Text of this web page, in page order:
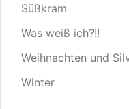
Süßkram
Was weiß ich?!!
Weihnachten und
Winter